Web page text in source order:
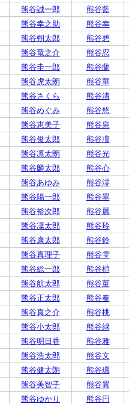
熊谷誠一郎 熊谷藍
熊谷幸之助 熊谷幸
熊谷朔太郎 熊谷碧
熊谷竜之介 熊谷忍
熊谷圭一郎 熊谷蘭
熊谷虎太朗 熊谷華
熊谷さくら 熊谷渚
熊谷めぐみ 熊谷悠
熊谷恵美子 熊谷泉
熊谷俊太郎 熊谷凜
熊谷凛太朗 熊谷光
熊谷麟太郎 熊谷心
熊谷あゆみ 熊谷澪
熊谷陽一郎 熊谷翠
熊谷裕次郎 熊谷麗
熊谷凜太郎 熊谷玲
熊谷康太郎 熊谷鈴
熊谷真理子 熊谷雫
熊谷総一郎 熊谷梢
熊谷航太郎 熊谷菫
熊谷正太郎 熊谷奏
熊谷真之介 熊谷桃
熊谷小太郎 熊谷緑
熊谷明日香 熊谷雅
熊谷浩太郎 熊谷文
熊谷健太朗 熊谷環
熊谷美智子 熊谷翼
熊谷ゆかり 熊谷円